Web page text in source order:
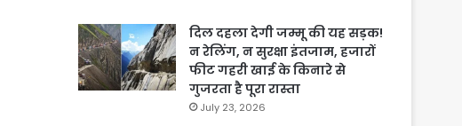
दिल दहला देगी जम्मू की यह सड़क!
न रेलिंग, न सुरक्षा इंतजाम, हजारों
फीट गहरी खाई के किनारे से
गुजरता है पूरा रास्ता
July 23, 2026